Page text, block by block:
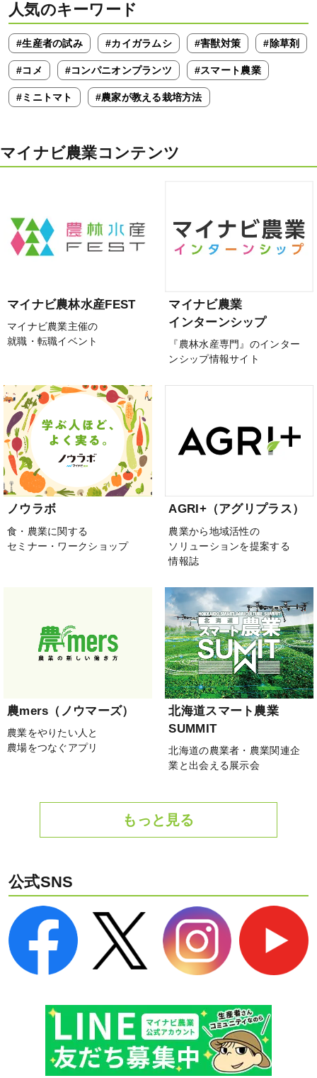
人気のキーワード
#生産者の試み #カイガラムシ #害獣対策 #除草剤
#コメ #コンパニオンプランツ #スマート農業
#ミニトマト #農家が教える栽培方法
マイナビ農業コンテンツ
マイナビ農林水産FEST
マイナビ農業主催の
就職・転職イベント
マイナビ農業
インターンシップ
『農林水産専門』のインター
ンシップ情報サイト
ノウラボ
食・農業に関する
セミナー・ワークショップ
AGRI+（アグリプラス）
農業から地域活性の
ソリューションを提案する
情報誌
農mers（ノウマーズ）
農業をやりたい人と
農場をつなぐアプリ
北海道スマート農業
SUMMIT
北海道の農業者・農業関連企
業と出会える展示会
もっと見る
公式SNS